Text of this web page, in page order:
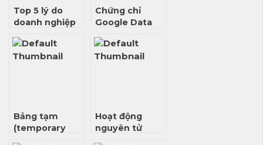
Top 5 lý do
doanh nghiệp
Oracle APEX
Chứng chỉ
Google Data
thiết không?
Bảng tạm
(temporary
Hoạt động
nguyên tử